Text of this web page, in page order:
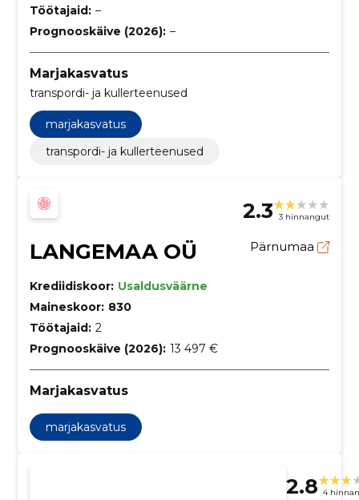
Töötajaid: –
Prognooskäive (2026): –
Marjakasvatus
transpordi- ja kullerteenused
marjakasvatus
transpordi- ja kullerteenused
2.3 3 hinnangut
LANGEMAA OÜ Pärnumaa
Krediidiskoor: Usaldusväärne
Maineskoor: 830
Töötajaid: 2
Prognooskäive (2026): 13 497 €
Marjakasvatus
marjakasvatus
2.8 4